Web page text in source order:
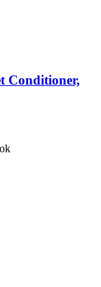
Conditioner,